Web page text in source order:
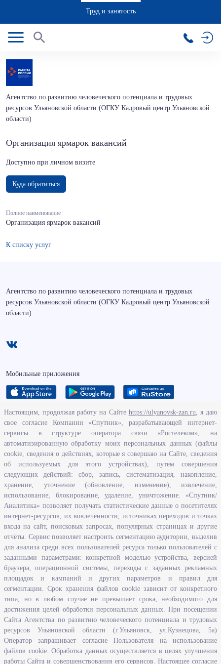
Труд и занятость
Агентство по развитию человеческого потенциала и трудовых
ресурсов Ульяновской области (ОГКУ Кадровый центр Ульяновской
области)
Организация ярмарок вакансий
Доступно при личном визите
Куда обратиться
Полное наименование
Организация ярмарок вакансий
К списку услуг
Агентство по развитию человеческого потенциала и трудовых
ресурсов Ульяновской области (ОГКУ Кадровый центр Ульяновской
области)
Мобильные приложения
Исполнение бюджетных средств
Человеческий потенциал
Информационная безопасность
Перечень нормативно - правовых актов, определяющих полномочия,
задачи и функции Агентства по развитию человеческого потенциала
и трудовых ресурсов Ульяновской области
Развитие правовой грамотности и правосознания граждан в
Ульяновской области
Информация
Законодательство
Льготы организациям и индивидуальным предпринимателям
Иностранная рабочая сила
Информация об отдельных видах деятельности
Подпрограмма «Оказание содействия добровольному переселению в
Ульяновскую область соотечественников, проживающих за рубежом»
Рейтинг востребованных профессий
Настоящим, продолжая работу на Сайте https://ulyanovsk-zan.ru, я даю
свое согласие Компании «Спутник», разрабатывающей интернет-
сервисы в структуре оператора связи «Ростелеком», на
автоматизированную обработку моих персональных данных (файлы
cookie, сведения о действиях, которые я совершаю на Сайте, сведения
об используемых для этого устройствах), путем совершения
следующих действий: сбор, запись, систематизация, накопление,
хранение, уточнение (обновление, изменение), извлечение,
использование, блокирование, удаление, уничтожение. «Спутник/
Аналитика» позволяет получать статистические данные о посетителях
интернет-ресурсов, их вовлечённости, источниках переходов и точках
входа на сайт, поисковых запросах, популярных страницах и другие
отчёты. Сервис позволяет настроить сегментацию аудитории, выделив
для анализа среди всех пользователей ресурса только пользователей с
заданными параметрами: конкретной моделью устройства, версией
браузера, операционной системы, переходы с заданных рекламных
площадок и кампаний и других параметров и правил для
сегментации. Срок хранения файлов cookie зависит от конкретного
типа, но в любом случае не превышает срока, необходимого для
достижения целей обработки персональных данных. При посещении
Сайта Агентства по развитию человеческого потенциала и трудовых
ресурсов Ульяновской области (г.Ульяновск, ул.Кузнецова, 5а)
Оператор запрашивает согласие Пользователя на использование
файлов cookie. Обработка данных осуществляется в целях улучшения
работы Сайта и совершенствования его сервисов. Настоящее согласие